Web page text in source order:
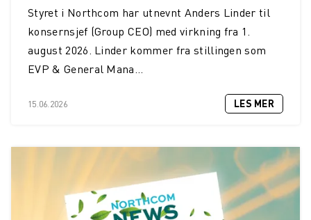
Styret i Northcom har utnevnt Anders Linder til
konsernsjef (Group CEO) med virkning fra 1.
august 2026. Linder kommer fra stillingen som
EVP & General Mana...
15.06.2026 LES MER